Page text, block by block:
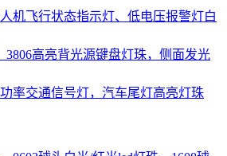
机飞行状态指示灯、低电压报警灯白
3806高亮背光源键盘灯珠，侧面发光
率交通信号灯，汽车尾灯高亮灯珠